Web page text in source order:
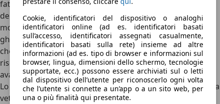
Cookie, identificatori del dispositivo o analoghi
identificatori online (ad es. identificatori basati
sull’accesso, identificatori assegnati casualmente,
identificatori basati sulla rete) insieme ad altre
informazioni (ad es. tipo di browser e informazioni sul
browser, lingua, dimensioni dello schermo, tecnologie
supportate, ecc.) possono essere archiviati sul o letti
dal dispositivo dell’utente per riconoscerlo ogni volta
che l’utente si connette a un’app o a un sito web, per
una o più finalità qui presentate.
fattispecie: spia delle candelette, spia dell’airbag, spia
dell’airbag passeggero, spia ABS, spia antinebbia, avaria al
motore, riserva di benzina, lunotto termico, pericolo di
ghiaccio, parabrezza, tergicristallo, luci esterne. Si evince
che si tratta di spie che avvertono di un problema
risolvibile ma che non implica la sosta immediata come le
avarie più gravi indicate dalle spie rosse.
Lo dimostra la spia gialla che indica l’entrata in riserva della
vettura o la temutissima avaria del motore: quest’ultima